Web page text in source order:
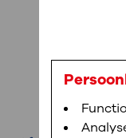
Uw verblijf
Werken
sneller helpen.
Direct naar
L.